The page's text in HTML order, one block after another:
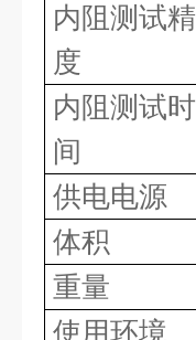
内阻测试精
度
内阻测试时
间
供电电源
体积
重量
使用环境